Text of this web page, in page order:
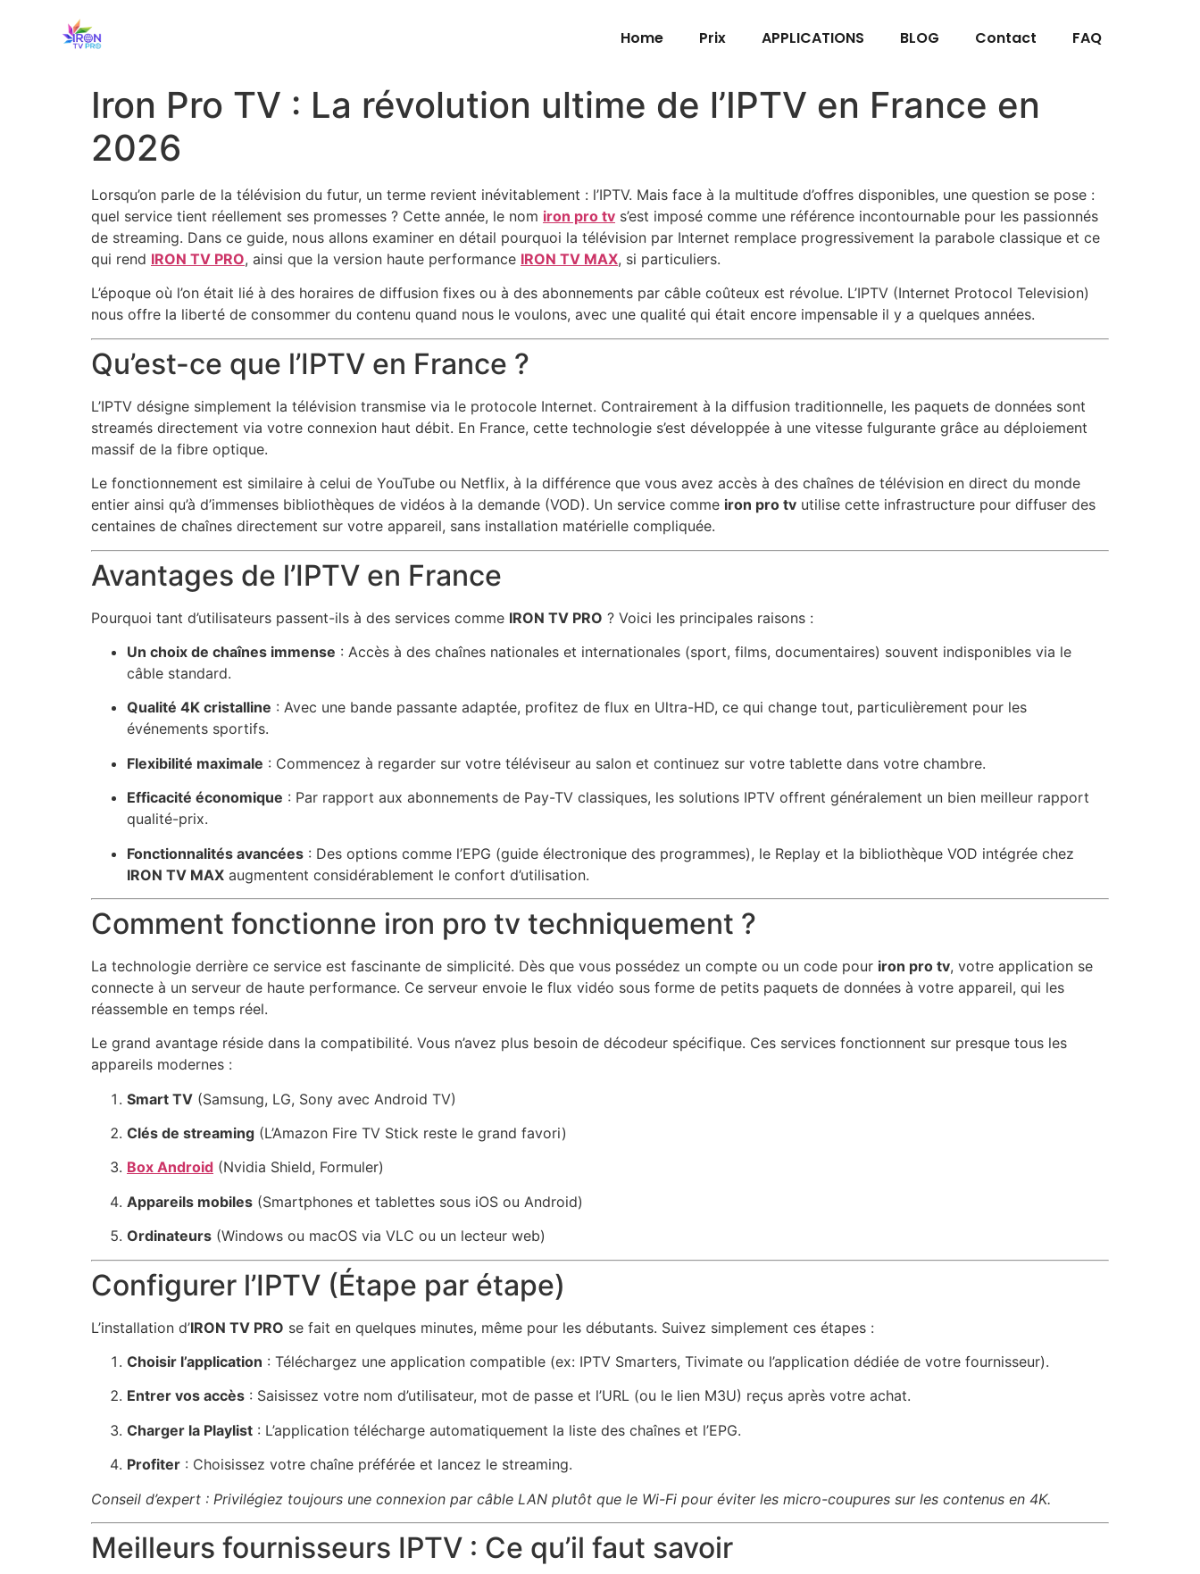
Home Prix APPLICATIONS BLOG Contact FAQ
Iron Pro TV : La révolution ultime de l’IPTV en France en
2026
Lorsqu’on parle de la télévision du futur, un terme revient inévitablement : l’IPTV. Mais face à la multitude d’offres disponibles, une question se pose :
quel service tient réellement ses promesses ? Cette année, le nom iron pro tv s’est imposé comme une référence incontournable pour les passionnés
de streaming. Dans ce guide, nous allons examiner en détail pourquoi la télévision par Internet remplace progressivement la parabole classique et ce
qui rend IRON TV PRO, ainsi que la version haute performance IRON TV MAX, si particuliers.
L’époque où l’on était lié à des horaires de diffusion fixes ou à des abonnements par câble coûteux est révolue. L’IPTV (Internet Protocol Television)
nous offre la liberté de consommer du contenu quand nous le voulons, avec une qualité qui était encore impensable il y a quelques années.
Qu’est-ce que l’IPTV en France ?
L’IPTV désigne simplement la télévision transmise via le protocole Internet. Contrairement à la diffusion traditionnelle, les paquets de données sont
streamés directement via votre connexion haut débit. En France, cette technologie s’est développée à une vitesse fulgurante grâce au déploiement
massif de la fibre optique.
Le fonctionnement est similaire à celui de YouTube ou Netflix, à la différence que vous avez accès à des chaînes de télévision en direct du monde
entier ainsi qu’à d’immenses bibliothèques de vidéos à la demande (VOD). Un service comme iron pro tv utilise cette infrastructure pour diffuser des
centaines de chaînes directement sur votre appareil, sans installation matérielle compliquée.
Avantages de l’IPTV en France
Pourquoi tant d’utilisateurs passent-ils à des services comme IRON TV PRO ? Voici les principales raisons :
Un choix de chaînes immense : Accès à des chaînes nationales et internationales (sport, films, documentaires) souvent indisponibles via le
câble standard.
Qualité 4K cristalline : Avec une bande passante adaptée, profitez de flux en Ultra-HD, ce qui change tout, particulièrement pour les
événements sportifs.
Flexibilité maximale : Commencez à regarder sur votre téléviseur au salon et continuez sur votre tablette dans votre chambre.
Efficacité économique : Par rapport aux abonnements de Pay-TV classiques, les solutions IPTV offrent généralement un bien meilleur rapport
qualité-prix.
Fonctionnalités avancées : Des options comme l’EPG (guide électronique des programmes), le Replay et la bibliothèque VOD intégrée chez
IRON TV MAX augmentent considérablement le confort d’utilisation.
Comment fonctionne iron pro tv techniquement ?
La technologie derrière ce service est fascinante de simplicité. Dès que vous possédez un compte ou un code pour iron pro tv, votre application se
connecte à un serveur de haute performance. Ce serveur envoie le flux vidéo sous forme de petits paquets de données à votre appareil, qui les
réassemble en temps réel.
Le grand avantage réside dans la compatibilité. Vous n’avez plus besoin de décodeur spécifique. Ces services fonctionnent sur presque tous les
appareils modernes :
Smart TV (Samsung, LG, Sony avec Android TV)
Clés de streaming (L’Amazon Fire TV Stick reste le grand favori)
Box Android (Nvidia Shield, Formuler)
Appareils mobiles (Smartphones et tablettes sous iOS ou Android)
Ordinateurs (Windows ou macOS via VLC ou un lecteur web)
Configurer l’IPTV (Étape par étape)
L’installation d’IRON TV PRO se fait en quelques minutes, même pour les débutants. Suivez simplement ces étapes :
Choisir l’application : Téléchargez une application compatible (ex: IPTV Smarters, Tivimate ou l’application dédiée de votre fournisseur).
Entrer vos accès : Saisissez votre nom d’utilisateur, mot de passe et l’URL (ou le lien M3U) reçus après votre achat.
Charger la Playlist : L’application télécharge automatiquement la liste des chaînes et l’EPG.
Profiter : Choisissez votre chaîne préférée et lancez le streaming.
Conseil d’expert : Privilégiez toujours une connexion par câble LAN plutôt que le Wi-Fi pour éviter les micro-coupures sur les contenus en 4K.
Meilleurs fournisseurs IPTV : Ce qu’il faut savoir